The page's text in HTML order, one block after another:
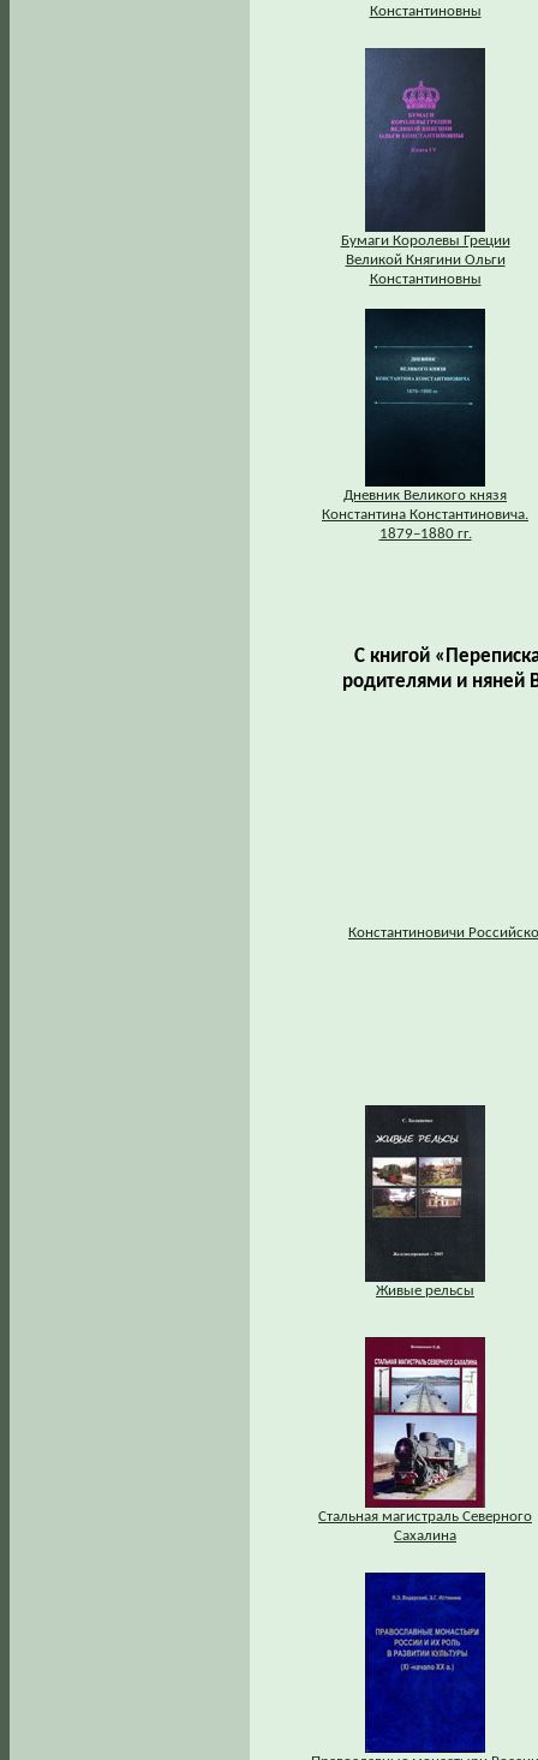
Константиновны
Бумаги Королевы Греции
Великой Княгини Ольги
Константиновны
Дневник Великого князя
Константина Константиновича.
1879–1880 гг.
С книгой
родителями и няней
Константиновичи
Живые рельсы
Стальная магистраль Северного
Сахалина